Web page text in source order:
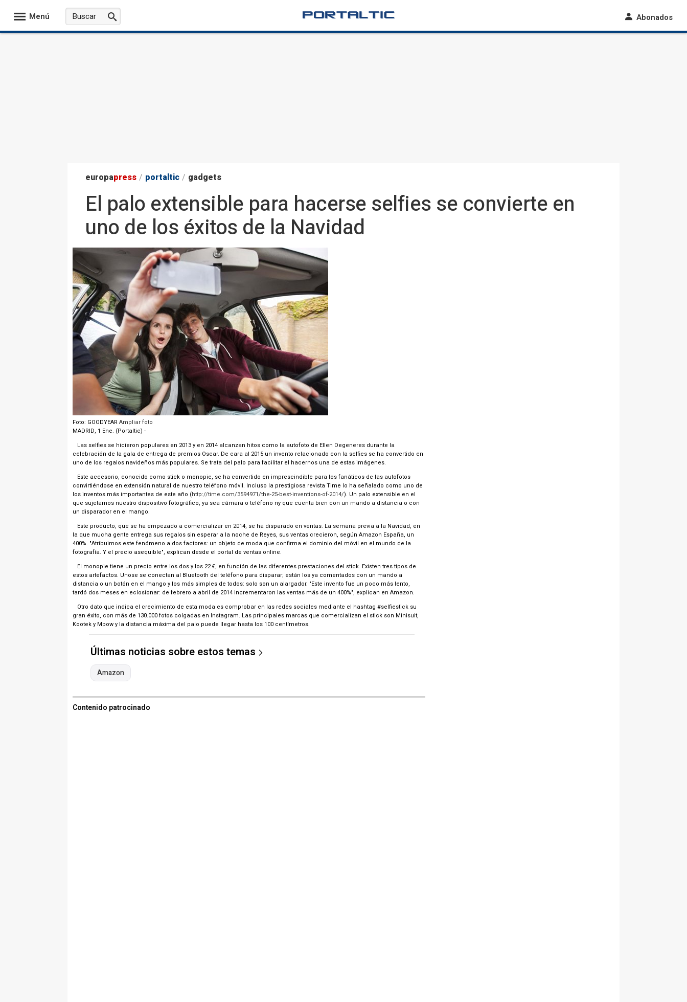
Menú Abonados
europapress / portaltic / gadgets
El palo extensible para hacerse selfies se convierte en
uno de los éxitos de la Navidad
Foto: GOODYEARAmpliar foto
MADRID, 1 Ene. (Portaltic) -
Las selfies se hicieron populares en 2013 y en 2014 alcanzan hitos como la autofoto de Ellen Degeneres durante la
celebración de la gala de entrega de premios Oscar. De cara al 2015 un invento relacionado con la selfies se ha convertido en
uno de los regalos navideños más populares. Se trata del palo para facilitar el hacernos una de estas imágenes.
Este accesorio, conocido como stick o monopie, se ha convertido en imprescindible para los fanáticos de las autofotos
convirtiéndose en extensión natural de nuestro teléfono móvil. Incluso la prestigiosa revista Time lo ha señalado como uno de
los inventos más importantes de este año (http://time.com/3594971/the-25-best-inventions-of-2014/). Un palo extensible en el
que sujetamos nuestro dispositivo fotográfico, ya sea cámara o teléfono ny que cuenta bien con un mando a distancia o con
un disparador en el mango.
Este producto, que se ha empezado a comercializar en 2014, se ha disparado en ventas. La semana previa a la Navidad, en
la que mucha gente entrega sus regalos sin esperar a la noche de Reyes, sus ventas crecieron, según Amazon España, un
400%. "Atribuimos este fenómeno a dos factores: un objeto de moda que confirma el dominio del móvil en el mundo de la
fotografía. Y el precio asequible", explican desde el portal de ventas online.
El monopie tiene un precio entre los dos y los 22 €, en función de las diferentes prestaciones del stick. Existen tres tipos de
estos artefactos. Unose se conectan al Bluetooth del teléfono para disparar; están los ya comentados con un mando a
distancia o un botón en el mango y los más simples de todos: solo son un alargador. "Este invento fue un poco más lento,
tardó dos meses en eclosionar: de febrero a abril de 2014 incrementaron las ventas más de un 400%", explican en Amazon.
Otro dato que indica el crecimiento de esta moda es comprobar en las redes sociales mediante el hashtag #selfiestick su
gran éxito, con más de 130.000 fotos colgadas en Instagram. Las principales marcas que comercializan el stick son Minisuit,
Kootek y Mpow y la distancia máxima del palo puede llegar hasta los 100 centímetros.
Últimas noticias sobre estos temas
Amazon
Contenido patrocinado